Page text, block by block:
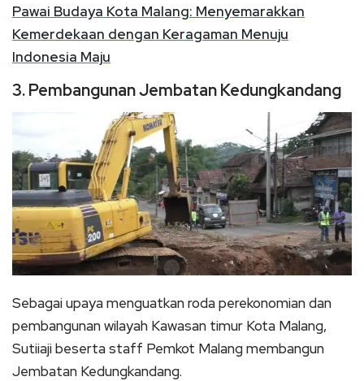
Pawai Budaya Kota Malang: Menyemarakkan
Kemerdekaan dengan Keragaman Menuju
Indonesia Maju
3. Pembangunan Jembatan Kedungkandang
Sebagai upaya menguatkan roda perekonomian dan
pembangunan wilayah Kawasan timur Kota Malang,
Sutiiaji beserta staff Pemkot Malang membangun
Jembatan Kedungkandang.